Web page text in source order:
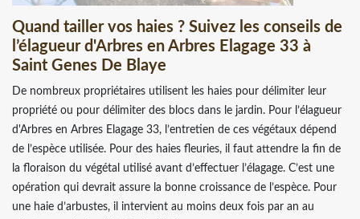
Quand tailler vos haies ? Suivez les conseils de
l’élagueur d'Arbres en Arbres Elagage 33 à
Saint Genes De Blaye
De nombreux propriétaires utilisent les haies pour délimiter leur
propriété ou pour délimiter des blocs dans le jardin. Pour l’élagueur
d'Arbres en Arbres Elagage 33, l’entretien de ces végétaux dépend
de l’espèce utilisée. Pour des haies fleuries, il faut attendre la fin de
la floraison du végétal utilisé avant d’effectuer l’élagage. C’est une
opération qui devrait assure la bonne croissance de l’espèce. Pour
une haie d’arbustes, il intervient au moins deux fois par an au